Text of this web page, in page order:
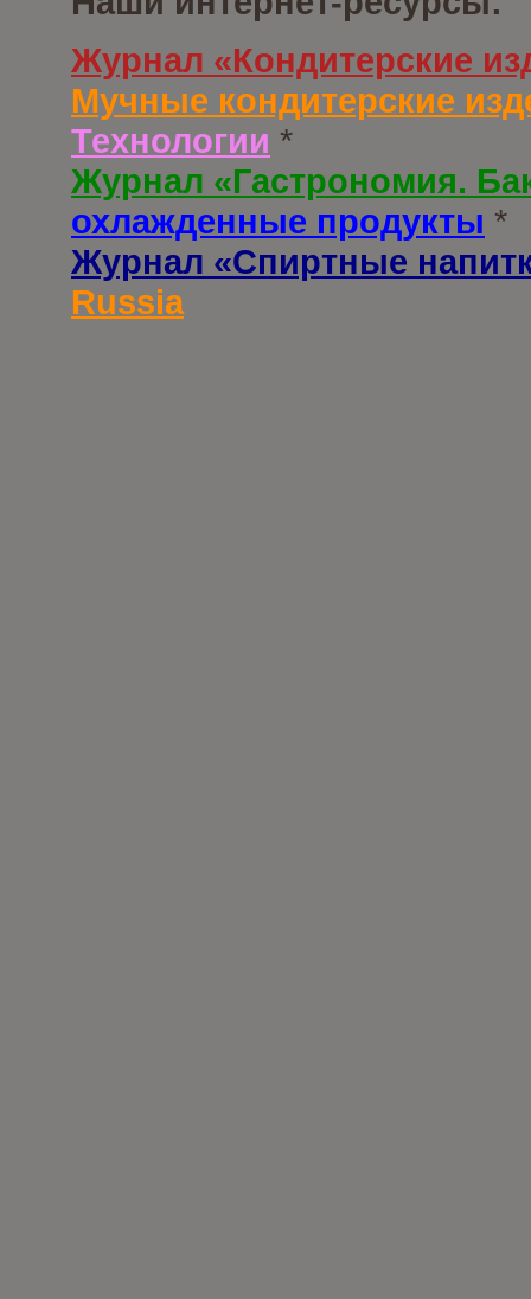
Журнал «Кондитерские
Мучные кондитерские
Технологии *
Журнал «Гастрономия.
охлажденные продукты *
Журнал «Спиртные
Russia